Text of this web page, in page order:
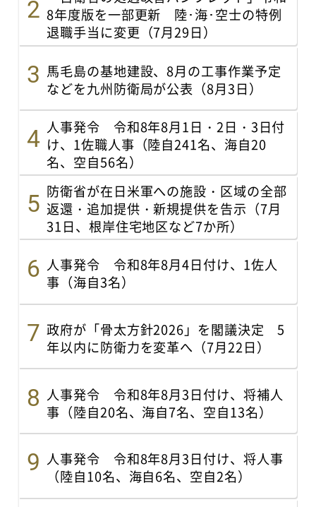
8年度版を一部更新 陸･海･空士の特例
退職手当に変更（7月29日）
馬毛島の基地建設、8月の工事作業予定
などを九州防衛局が公表（8月3日）
人事発令 令和8年8月1日・2日・3日付
け、1佐職人事（陸自241名、海自20
名、空自56名）
防衛省が在日米軍への施設・区域の全部
返還・追加提供・新規提供を告示（7月
31日、根岸住宅地区など7か所）
人事発令 令和8年8月4日付け、1佐人
事（海自3名）
政府が「骨太方針2026」を閣議決定 5
年以内に防衛力を変革へ（7月22日）
人事発令 令和8年8月3日付け、将補人
事（陸自20名、海自7名、空自13名）
人事発令 令和8年8月3日付け、将人事
（陸自10名、海自6名、空自2名）